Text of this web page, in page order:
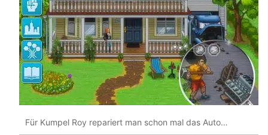
Für Kumpel Roy repariert man schon mal das Auto…